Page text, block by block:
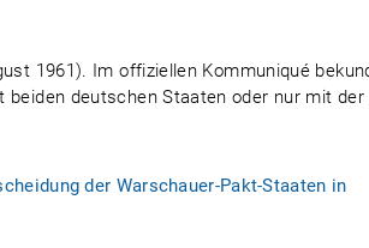
1961). Im offiziellen Kommuniqué
deutschen Staaten oder nur mit der
der Warschauer-Pakt-Staaten in